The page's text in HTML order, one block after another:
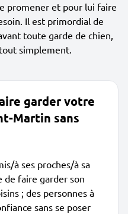
promener et pour lui faire
Il est primordial de
toute garde de chien,
simplement.
garder votre
Martin sans
à ses proches/à sa
de faire garder son
; des personnes à
sans se poser